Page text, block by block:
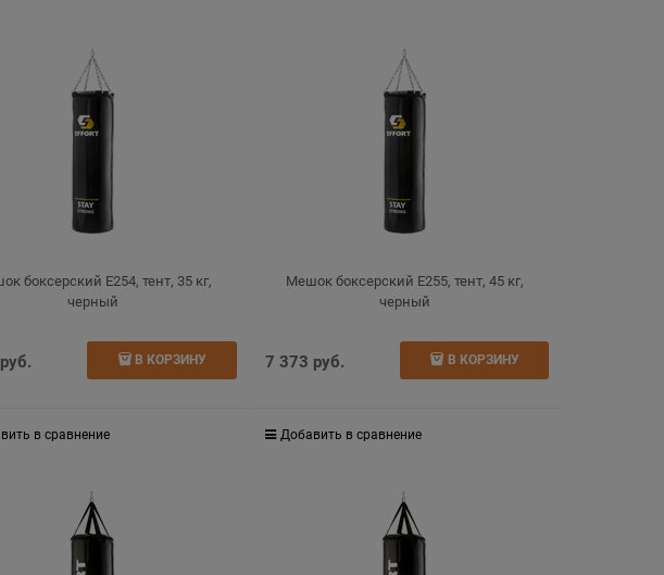
боксерский E254, тент, 35 кг,
черный
руб. В КОРЗИНУ
в сравнение
Мешок боксерский E255, тент, 45 кг,
черный
7 373 руб. В КОРЗИНУ
Добавить в сравнение